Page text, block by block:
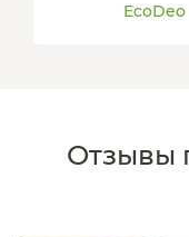
EcoDeo
Отзывы